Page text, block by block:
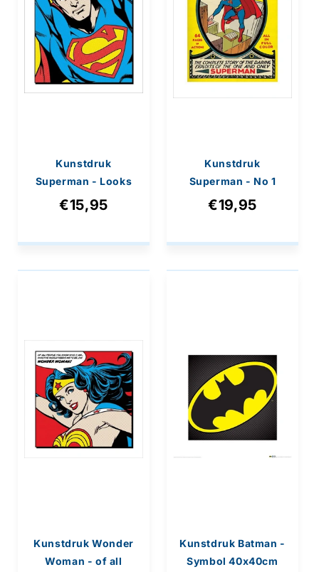
Kunstdruk
Superman - Looks
Like A Job For
40x50cm
€15,95
Kunstdruk
Superman - No 1
60x80cm
€19,95
Kunstdruk Wonder
Woman - of all
Kunstdruk Batman -
Symbol 40x40cm